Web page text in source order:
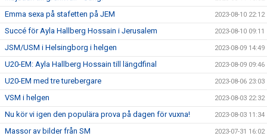
Emma sexa på stafetten på JEM 2023-08-10 22:12
Succé för Ayla Hallberg Hossain i Jerusalem 2023-08-10 09:11
JSM/USM i Helsingborg i helgen 2023-08-09 14:49
U20-EM: Ayla Hallberg Hossain till längdfinal 2023-08-09 09:46
U20-EM med tre turebergare 2023-08-06 23:03
VSM i helgen 2023-08-03 22:32
Nu kör vi igen den populära prova på dagen för vuxna! 2023-08-03 11:34
Massor av bilder från SM 2023-07-31 16:02